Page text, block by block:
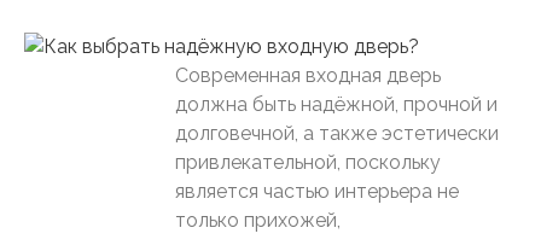
Современная входная дверь
должна быть надёжной, прочной и
долговечной, а также эстетически
привлекательной, поскольку
является частью интерьера не
только прихожей,